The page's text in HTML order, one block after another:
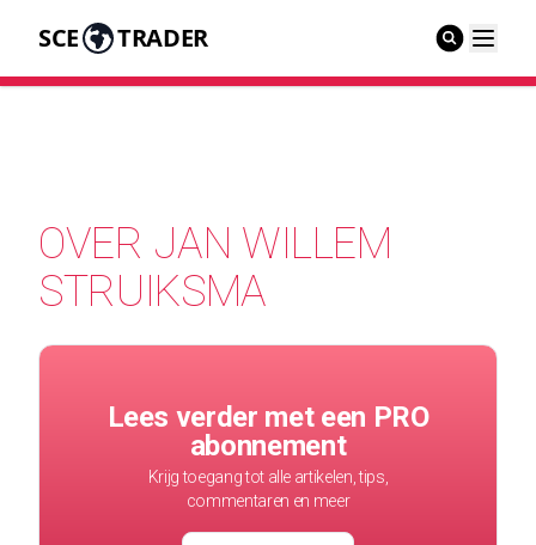
SCE TRADER
OVER JAN WILLEM
STRUIKSMA
Lees verder met een PRO
abonnement
Krijg toegang tot alle artikelen, tips,
commentaren en meer